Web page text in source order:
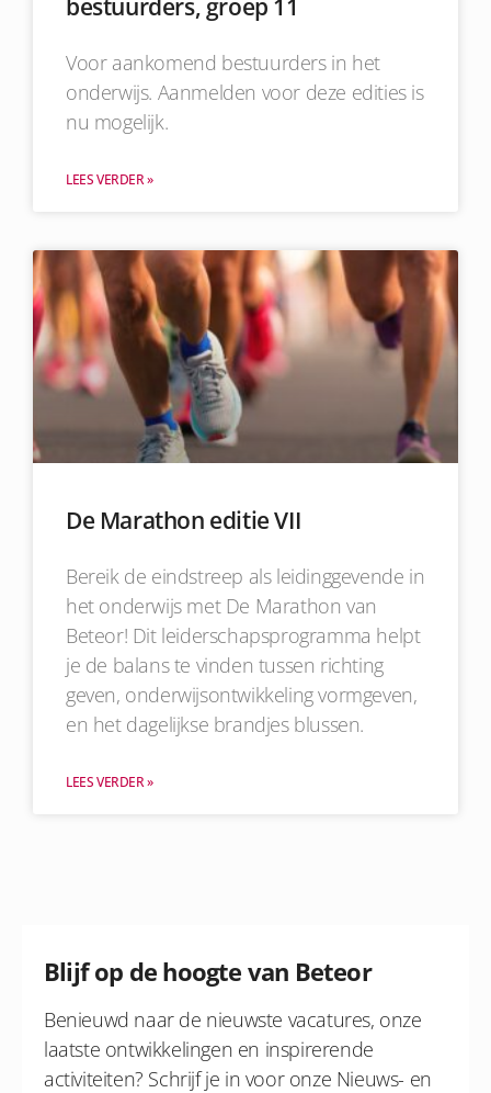
Voor aankomend bestuurders in het
onderwijs. Aanmelden voor deze edities is
nu mogelijk.
LEES VERDER »
De Marathon editie VII
Bereik de eindstreep als leidinggevende in
het onderwijs met De Marathon van
Beteor! Dit leiderschapsprogramma helpt
je de balans te vinden tussen richting
geven, onderwijsontwikkeling vormgeven,
en het dagelijkse brandjes blussen.
LEES VERDER »
Blijf op de hoogte van Beteor
Benieuwd naar de nieuwste vacatures, onze
laatste ontwikkelingen en inspirerende
activiteiten? Schrijf je in voor onze Nieuws- en